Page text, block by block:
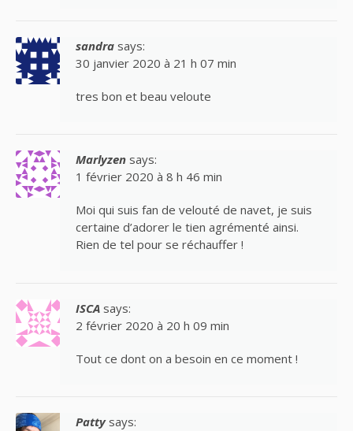
sandra says:
30 janvier 2020 à 21 h 07 min
tres bon et beau veloute
Marlyzen says:
1 février 2020 à 8 h 46 min
Moi qui suis fan de velouté de navet, je suis
certaine d’adorer le tien agrémenté ainsi.
Rien de tel pour se réchauffer !
ISCA says:
2 février 2020 à 20 h 09 min
Tout ce dont on a besoin en ce moment !
Patty says: